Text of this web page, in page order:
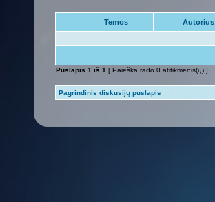
Temos Autorius
Puslapis 1 iš 1 [ Paieška rado 0 atitikmenis(ų) ]
Pagrindinis diskusijų puslapis